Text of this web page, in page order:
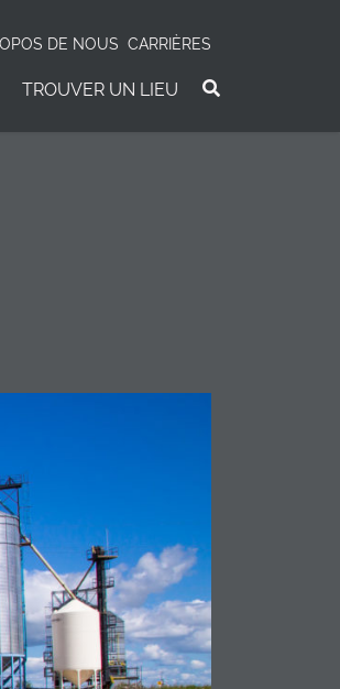
DE NOUS CARRIÈRES
TROUVER UN LIEU